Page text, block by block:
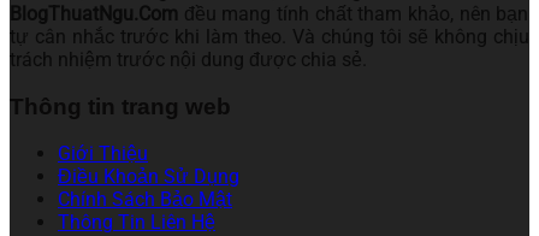
BlogThuatNgu.Com đều mang tính chất tham khảo, nên bạn
tự cân nhắc trước khi làm theo. Và chúng tôi sẽ không chịu
trách nhiệm trước nội dung được chia sẻ.
Thông tin trang web
Giới Thiệu
Điều Khoản Sử Dụng
Chính Sách Bảo Mật
Thông Tin Liên Hệ